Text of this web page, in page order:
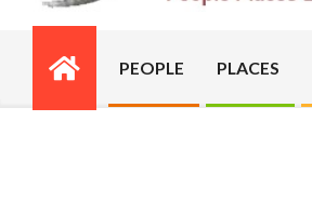
PRAJA.LK
Primary
Navigation
PEOPLE PLACES